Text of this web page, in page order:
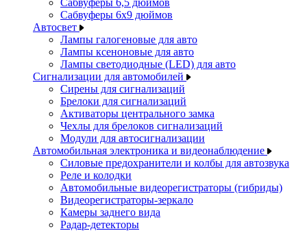
Сабвуферы 6,5 дюймов
Сабвуферы 6x9 дюймов
Автосвет
Лампы галогеновые для авто
Лампы ксеноновые для авто
Лампы светодиодные (LED) для авто
Сигнализации для автомобилей
Сирены для сигнализаций
Брелоки для сигнализаций
Активаторы центрального замка
Чехлы для брелоков сигнализаций
Модули для автосигнализации
Автомобильная электроника и видеонаблюдение
Силовые предохранители и колбы для автозвука
Реле и колодки
Автомобильные видеорегистраторы (гибриды)
Видеорегистраторы-зеркало
Камеры заднего вида
Радар-детекторы